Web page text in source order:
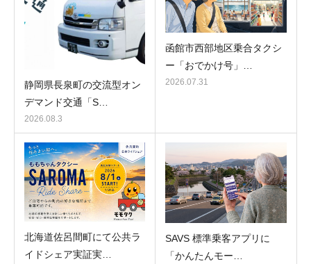
静岡県長泉町の交流型オン
デマンド交通「S…
2026.08.3
函館市西部地区乗合タクシ
ー「おでかけ号」…
2026.07.31
北海道佐呂間町にて公共ラ
イドシェア実証実…
SAVS 標準乗客アプリに
「かんたんモー…